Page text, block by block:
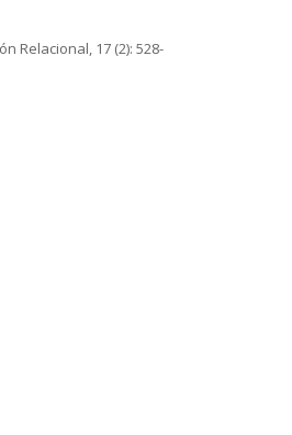
Relacional, 17 (2): 528-